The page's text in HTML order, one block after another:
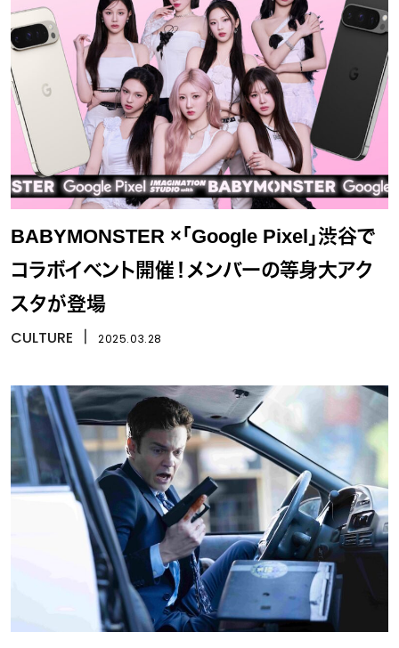
BABYMONSTER ×「Google Pixel」渋谷で
コラボイベント開催！メンバーの等身大アク
スタが登場
CULTURE 2025.03.28